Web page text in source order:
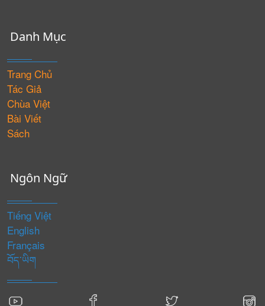
Danh Mục
Trang Chủ
Tác Giả
Chùa Việt
Bài Viết
Sách
Ngôn Ngữ
Tiếng Việt
English
Français
བོད་ཡིག